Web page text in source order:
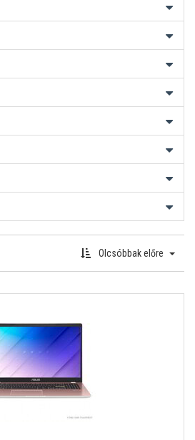
Olcsóbbak előre